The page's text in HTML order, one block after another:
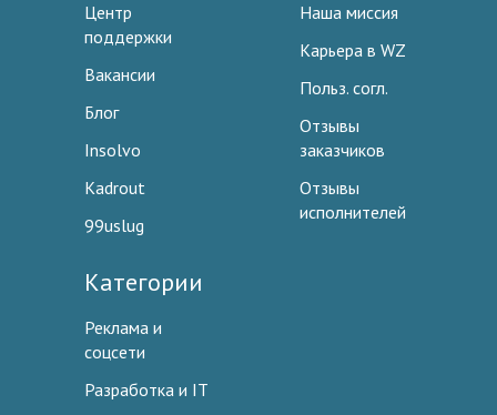
Центр
поддержки
Вакансии
Блог
Insolvo
Kadrout
99uslug
Наша миссия
Карьера в WZ
Польз. согл.
Отзывы
заказчиков
Отзывы
исполнителей
Категории
Реклама и
соцсети
Разработка и IT